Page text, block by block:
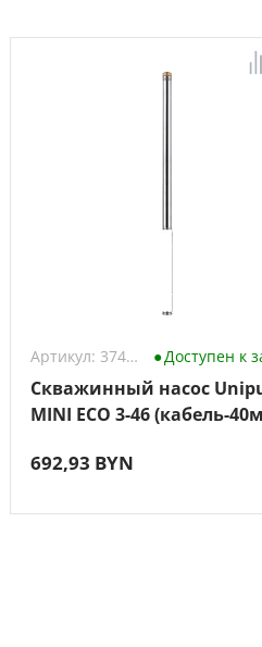
Артикул: 3744279 Доступен к
Скважинный насос
MINI ECO 3-46 (кабель-
692,93 BYN